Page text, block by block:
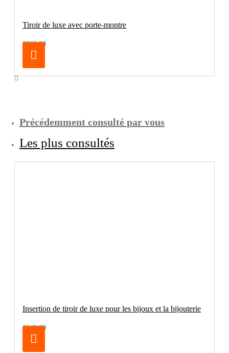
Tiroir de luxe avec porte-montre
€169.00
Précédemment consulté par vous
Les plus consultés
Insertion de tiroir de luxe pour les bijoux et la bijouterie
€149.00